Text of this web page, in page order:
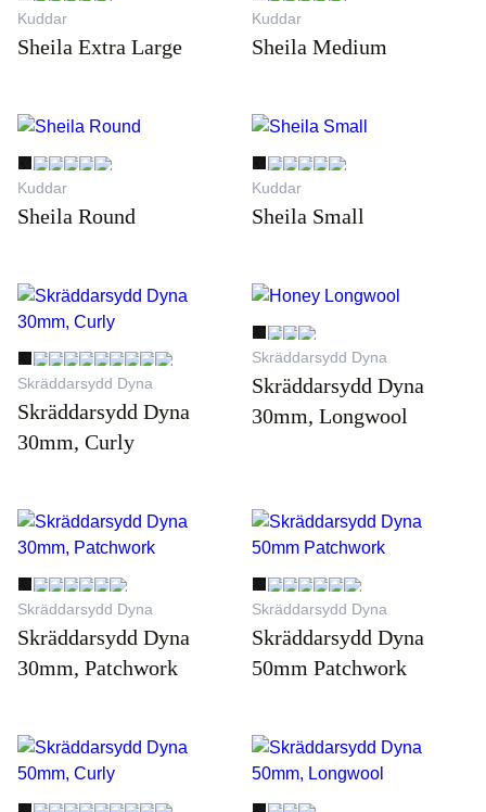
Kuddar
Sheila Extra Large
Kuddar
Sheila Medium
Kuddar
Sheila Round
Kuddar
Sheila Small
Skräddarsydd Dyna
Skräddarsydd Dyna
30mm, Curly
Skräddarsydd Dyna
Skräddarsydd Dyna
30mm, Longwool
Skräddarsydd Dyna
Skräddarsydd Dyna
30mm, Patchwork
Skräddarsydd Dyna
Skräddarsydd Dyna
50mm Patchwork